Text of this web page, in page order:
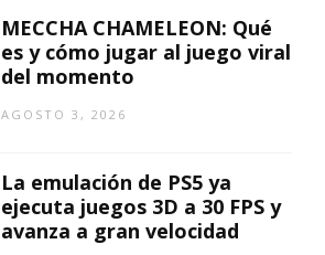
MECCHA CHAMELEON: Qué
es y cómo jugar al juego viral
del momento
AGOSTO 3, 2026
La emulación de PS5 ya
ejecuta juegos 3D a 30 FPS y
avanza a gran velocidad